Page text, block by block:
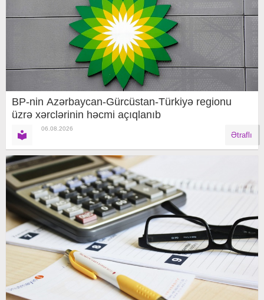
BP-nin Azərbaycan-Gürcüstan-Türkiyə regionu
üzrə xərclərinin həcmi açıqlanıb
06.08.2026
Ətraflı